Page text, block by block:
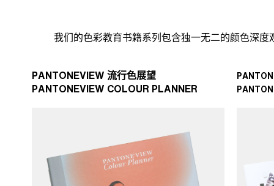
我们的色彩教育书籍系列包含独一无二的颜色深
PANTONEVIEW 流行色展望
PANTONEVIEW COLOUR PLANNER